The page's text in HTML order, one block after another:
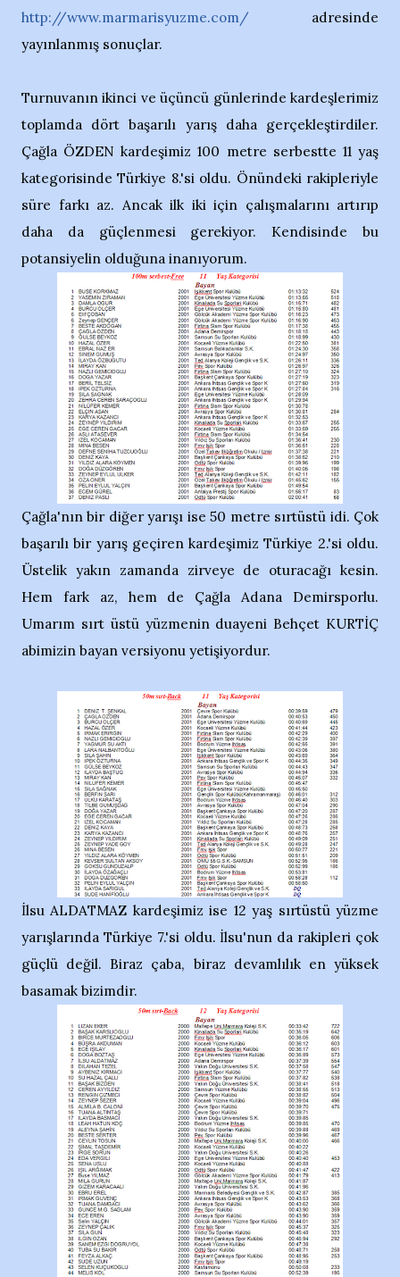
http://www.marmarisyuzme.com/ adresinde
yayınlanmış sonuçlar.
Turnuvanın ikinci ve üçüncü günlerinde kardeşlerimiz
toplamda dört başarılı yarış daha gerçekleştirdiler.
Çağla ÖZDEN kardeşimiz 100 metre serbestte 11 yaş
kategorisinde Türkiye 8.'si oldu. Önündeki rakipleriyle
süre farkı az. Ancak ilk iki için çalışmalarını artırıp
daha da güçlenmesi gerekiyor. Kendisinde bu
potansiyelin olduğuna inanıyorum.
Çağla'nın bir diğer yarışı ise 50 metre sırtüstü idi. Çok
başarılı bir yarış geçiren kardeşimiz Türkiye 2.'si oldu.
Üstelik yakın zamanda zirveye de oturacağı kesin.
Hem fark az, hem de Çağla Adana Demirsporlu.
Umarım sırt üstü yüzmenin duayeni Behçet KURTİÇ
abimizin bayan versiyonu yetişiyordur.
İlsu ALDATMAZ kardeşimiz ise 12 yaş sırtüstü yüzme
yarışlarında Türkiye 7.'si oldu. İlsu'nun da rakipleri çok
güçlü değil. Biraz çaba, biraz devamlılık en yüksek
basamak bizimdir.